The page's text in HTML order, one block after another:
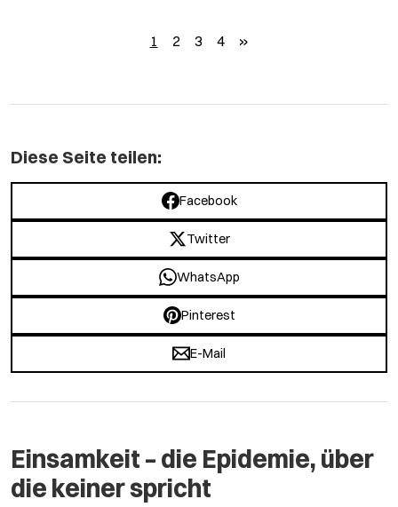
1 2 3 4 »weiter
Diese Seite teilen:
Facebook
Twitter
WhatsApp
Pinterest
E-Mail
Einsamkeit – die Epidemie, über
die keiner spricht